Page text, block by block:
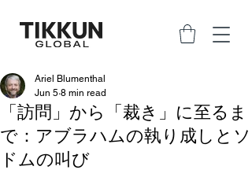
「訪問」から「裁き」に至るま
で：アブラハムの執り成しとソ
ドムの叫び
Ariel Blumenthal
Jun 5 8 min read